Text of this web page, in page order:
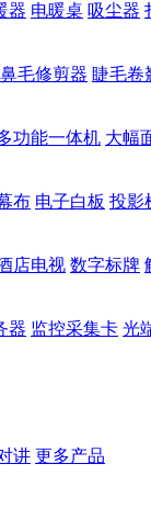
器 电暖桌 吸尘器
鼻毛修剪器 睫毛卷
功能一体机 大幅
布 电子白板 投影
店电视 数字标牌
器 监控采集卡 光
讲 更多产品